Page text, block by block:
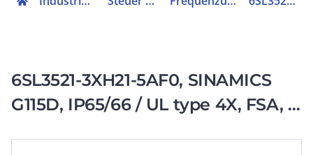
6SL3521-3XH21-5AF0, SINAMICS
G115D, IP65/66 / UL type 4X, FSA, 3